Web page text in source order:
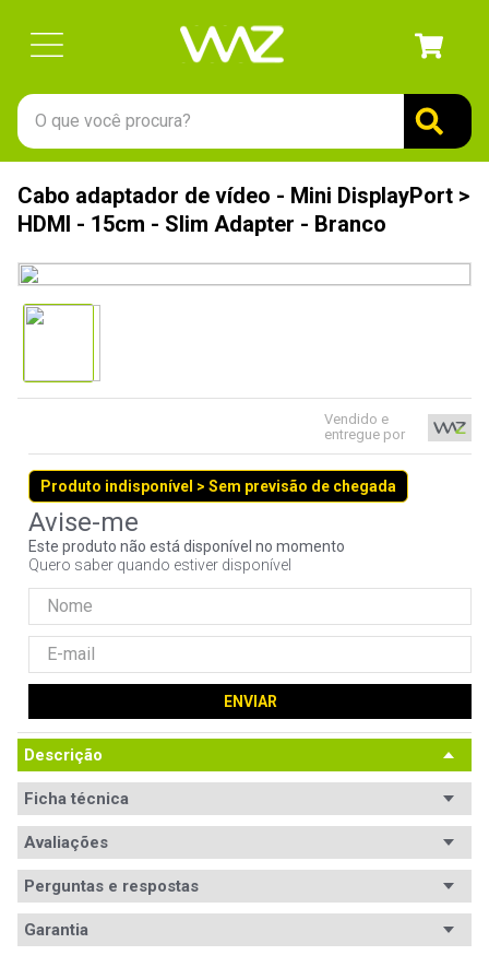
O que você procura?
Cabo adaptador de vídeo - Mini DisplayPort >
HDMI - 15cm - Slim Adapter - Branco
Vendido e
entregue por
Produto indisponível > Sem previsão de chegada
Este produto não está disponível no momento
Quero saber quando estiver disponível
ENVIAR
Descrição
Ficha técnica
Avaliações
Avaliações
Perguntas e respostas
Garantia
º
gabinete
3º
ssd
6º
mouse
8º
controle
10º fractal